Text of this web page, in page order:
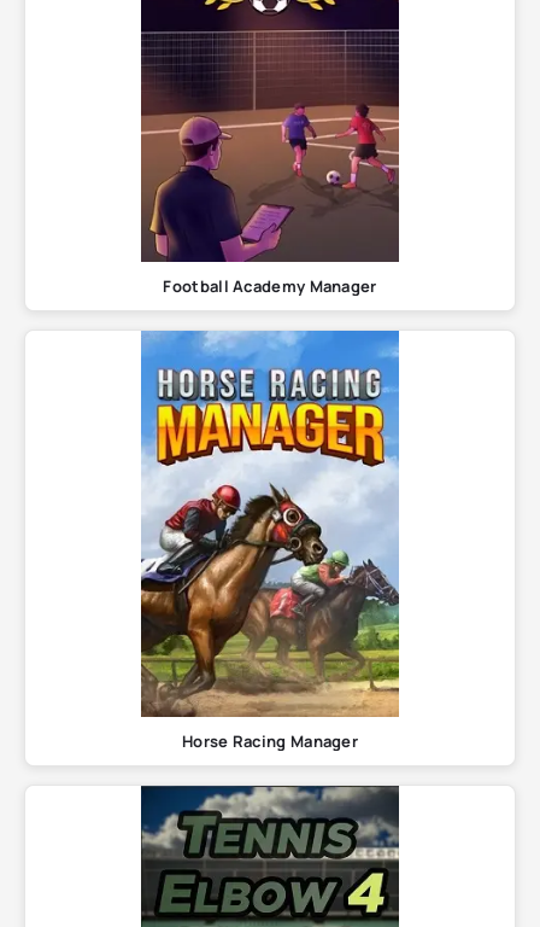
Football Academy Manager
Horse Racing Manager